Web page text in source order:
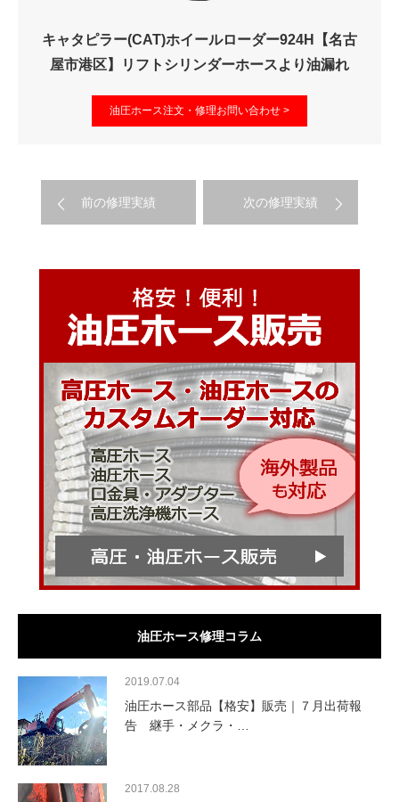
キャタピラー(CAT)ホイールローダー924H【名古
屋市港区】リフトシリンダーホースより油漏れ
油圧ホース注文・修理お問い合わせ >
前の修理実績 次の修理実績
油圧ホース修理コラム
2019.07.04
油圧ホース部品【格安】販売｜７月出荷報
告 継手・メクラ・…
2017.08.28